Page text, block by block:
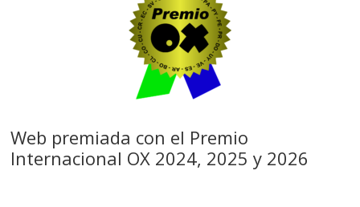
Web premiada con el Premio
Internacional OX 2024, 2025 y 2026